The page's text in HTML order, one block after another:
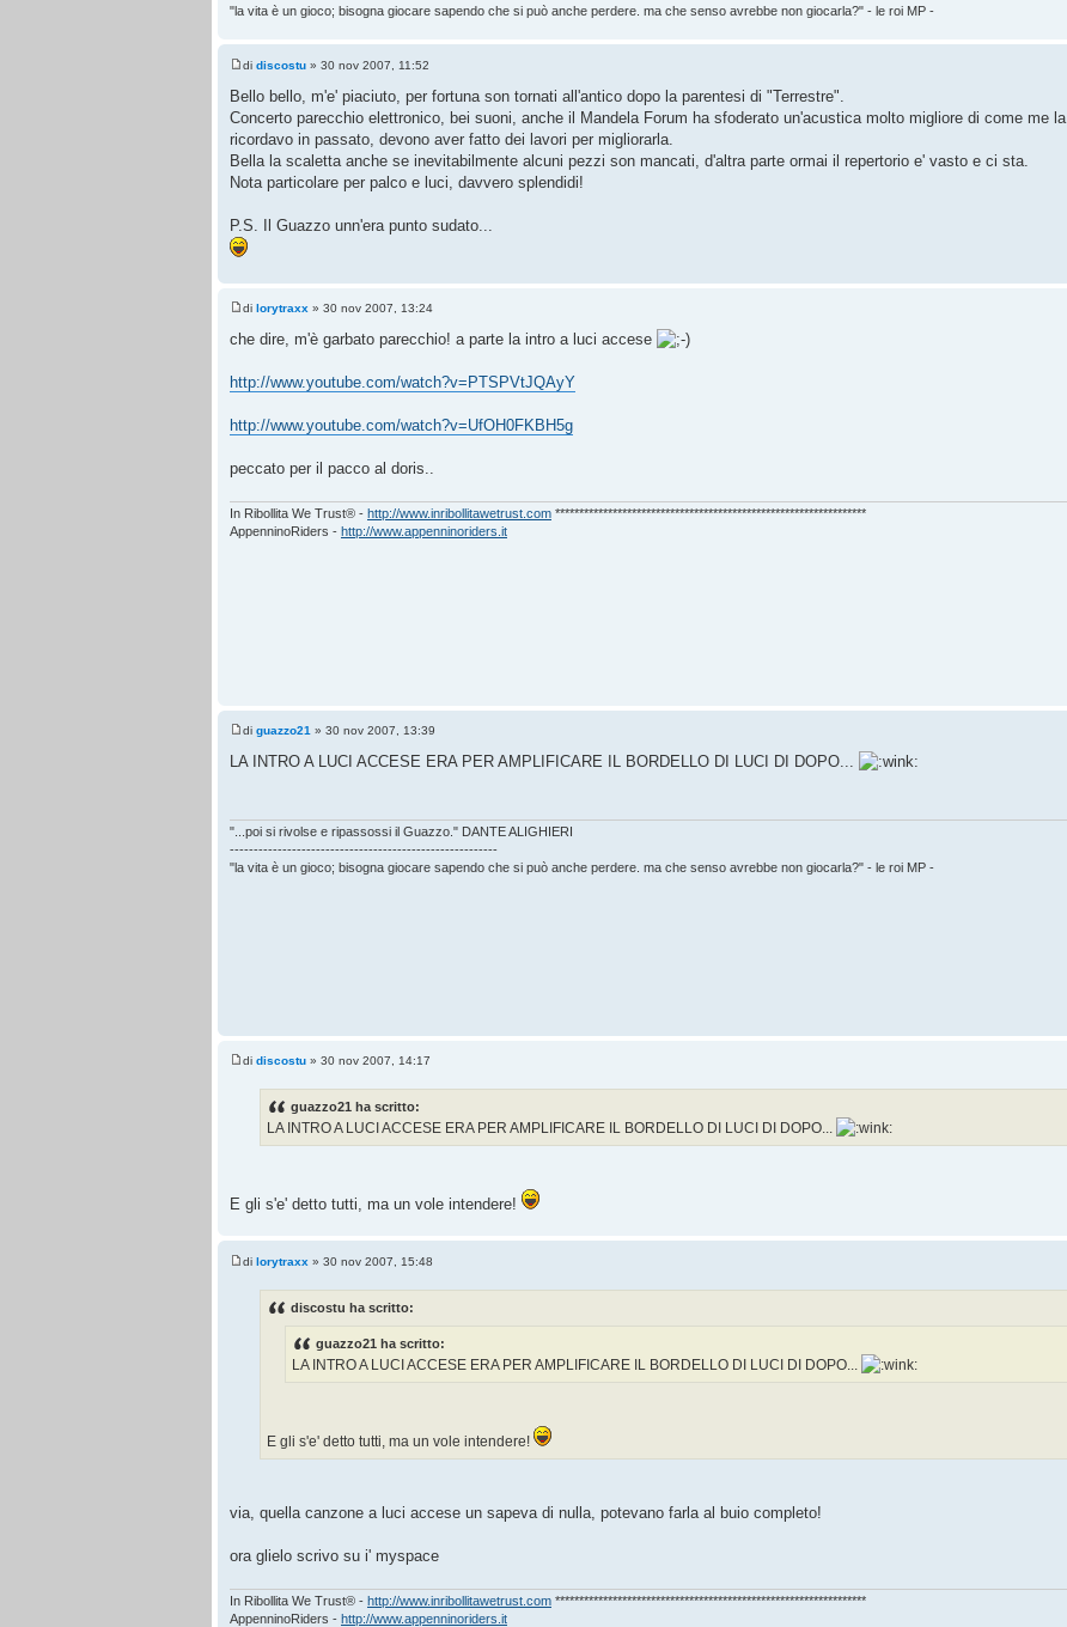
"la vita è un gioco; bisogna giocare sapendo che si può anche perdere. ma che senso avrebbe non giocarla?" - le roi MP -
di discostu » 30 nov 2007, 11:52
Bello bello, m'e' piaciuto, per fortuna son tornati all'antico dopo la parentesi di "Terrestre".
Concerto parecchio elettronico, bei suoni, anche il Mandela Forum ha sfoderato un'acustica molto migliore di come me la
ricordavo in passato, devono aver fatto dei lavori per migliorarla.
Bella la scaletta anche se inevitabilmente alcuni pezzi son mancati, d'altra parte ormai il repertorio e' vasto e ci sta.
Nota particolare per palco e luci, davvero splendidi!
P.S. Il Guazzo unn'era punto sudato...
di lorytraxx » 30 nov 2007, 13:24
che dire, m'è garbato parecchio! a parte la intro a luci accese
http://www.youtube.com/watch?v=PTSPVtJQAyY
http://www.youtube.com/watch?v=UfOH0FKBH5g
peccato per il pacco al doris..
In Ribollita We Trust® - http://www.inribollitawetrust.com *****************************************************************
AppenninoRiders - http://www.appenninoriders.it
di guazzo21 » 30 nov 2007, 13:39
LA INTRO A LUCI ACCESE ERA PER AMPLIFICARE IL BORDELLO DI LUCI DI DOPO...
"...poi si rivolse e ripassossi il Guazzo." DANTE ALIGHIERI
--------------------------------------------------------
"la vita è un gioco; bisogna giocare sapendo che si può anche perdere. ma che senso avrebbe non giocarla?" - le roi MP -
di discostu » 30 nov 2007, 14:17
guazzo21 ha scritto:
LA INTRO A LUCI ACCESE ERA PER AMPLIFICARE IL BORDELLO DI LUCI DI DOPO...
E gli s'e' detto tutti, ma un vole intendere!
di lorytraxx » 30 nov 2007, 15:48
discostu ha scritto:
guazzo21 ha scritto:
LA INTRO A LUCI ACCESE ERA PER AMPLIFICARE IL BORDELLO DI LUCI DI DOPO...
E gli s'e' detto tutti, ma un vole intendere!
via, quella canzone a luci accese un sapeva di nulla, potevano farla al buio completo!
ora glielo scrivo su i' myspace
In Ribollita We Trust® - http://www.inribollitawetrust.com *****************************************************************
AppenninoRiders - http://www.appenninoriders.it